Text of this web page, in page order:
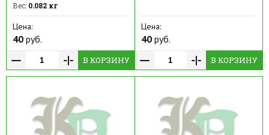
Вес: 0.082 кг
Цена:
40 руб.
В КОРЗИНУ
Цена:
40руб.
В КОРЗИНУ